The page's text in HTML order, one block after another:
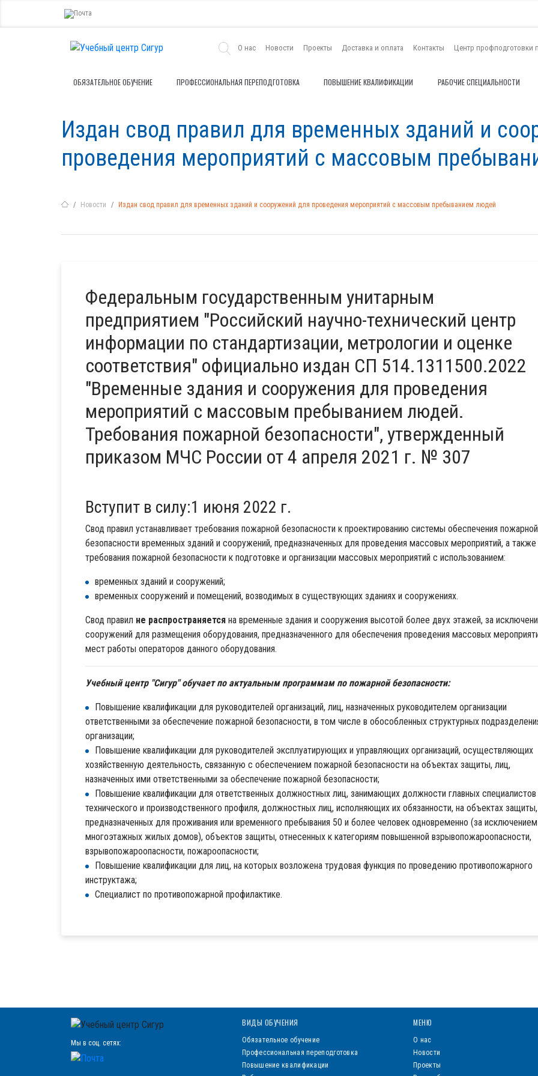
О нас Новости Проекты Доставка и оплата Контакты Центр профподготовки
ОБЯЗАТЕЛЬНОЕ ОБУЧЕНИЕ ПРОФЕССИОНАЛЬНАЯ ПЕРЕПОДГОТОВКА ПОВЫШЕНИЕ КВАЛИФИКАЦИИ РАБОЧИЕ СПЕЦИАЛЬНОСТИ
Издан свод правил для временных зданий и
проведения мероприятий с массовым
Новости Издан свод правил для временных зданий и сооружений для проведения мероприятий с массовым пребыванием людей
Федеральным государственным унитарным
предприятием "Российский научно-технический центр
информации по стандартизации, метрологии и оценке
соответствия" официально издан СП 514.1311500.2022
"Временные здания и сооружения для проведения
мероприятий с массовым пребыванием людей.
Требования пожарной безопасности", утвержденный
приказом МЧС России от 4 апреля 2021 г. № 307
Вступит в силу:1 июня 2022 г.
Cвод правил устанавливает требования пожарной безопасности к проектированию системы обеспечения пожарной
безопасности временных зданий и сооружений, предназначенных для проведения массовых мероприятий, а также
требования пожарной безопасности к подготовке и организации массовых мероприятий с использованием:
временных зданий и сооружений;
временных сооружений и помещений, возводимых в существующих зданиях и сооружениях.
Свод правил не распространяется на временные здания и сооружения высотой более двух этажей, за
сооружений для размещения оборудования, предназначенного для обеспечения проведения массовых
мест работы операторов данного оборудования.
Учебный центр "Сигур" обучает по актуальным программам по пожарной безопасности:
Повышение квалификации для руководителей организаций, лиц, назначенных руководителем организации
ответственными за обеспечение пожарной безопасности, в том числе в обособленных структурных
организации;
Повышение квалификации для руководителей эксплуатирующих и управляющих организаций, осуществляющих
хозяйственную деятельность, связанную с обеспечением пожарной безопасности на объектах защиты, лиц,
назначенных ими ответственными за обеспечение пожарной безопасности;
Повышение квалификации для ответственных должностных лиц, занимающих должности главных специалистов
технического и производственного профиля, должностных лиц, исполняющих их обязанности, на объектах защиты,
предназначенных для проживания или временного пребывания 50 и более человек одновременно (за исключением
многоэтажных жилых домов), объектов защиты, отнесенных к категориям повышенной взрывопожароопасности,
взрывопожароопасности, пожароопасности;
Повышение квалификации для лиц, на которых возложена трудовая функция по проведению противопожарного
инструктажа;
Специалист по противопожарной профилактике.
Мы в соц. сетях:
ВИДЫ ОБУЧЕНИЯ
Обязательное обучение
Профессиональная переподготовка
Повышение квалификации
МЕНЮ
О нас
Новости
Проекты